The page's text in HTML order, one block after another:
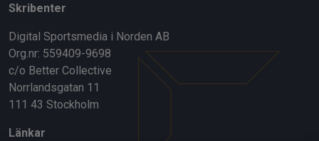
Skribenter
Digital Sportsmedia i Norden AB
Org.nr: 559409-9698
c/o Better Collective
Norrlandsgatan 11
111 43 Stockholm
Länkar